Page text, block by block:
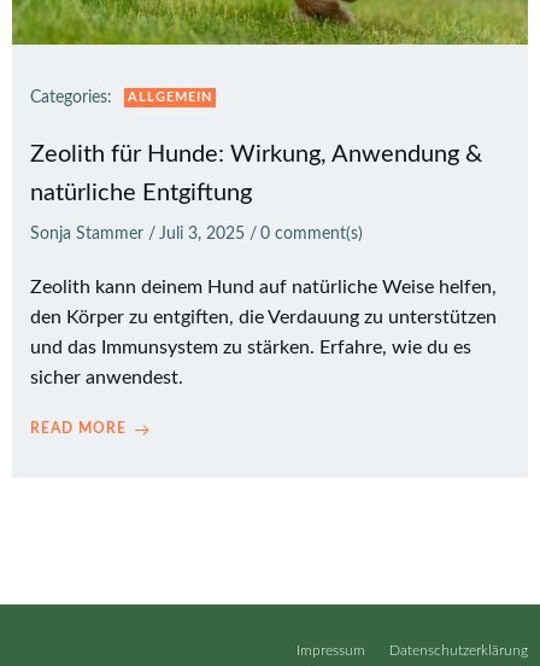
Categories: ALLGEMEIN
Zeolith für Hunde: Wirkung, Anwendung &
natürliche Entgiftung
Sonja Stammer / Juli 3, 2025 / 0 comment(s)
Zeolith kann deinem Hund auf natürliche Weise helfen,
den Körper zu entgiften, die Verdauung zu unterstützen
und das Immunsystem zu stärken. Erfahre, wie du es
sicher anwendest.
READ MORE
Impressum Datenschutzerklärung